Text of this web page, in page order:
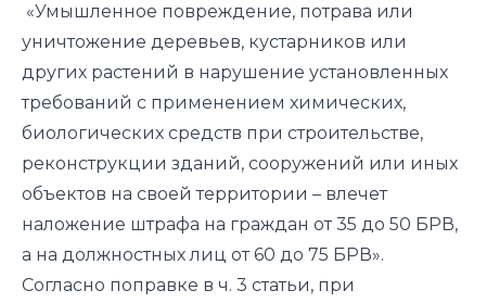
«Умышленное повреждение, потрава или
уничтожение деревьев, кустарников или
других растений в нарушение установленных
требований с применением химических,
биологических средств при строительстве,
реконструкции зданий, сооружений или иных
объектов на своей территории – влечет
наложение штрафа на граждан от 35 до 50 БРВ,
а на должностных лиц от 60 до 75 БРВ».
Согласно поправке в ч. 3 статьи, при